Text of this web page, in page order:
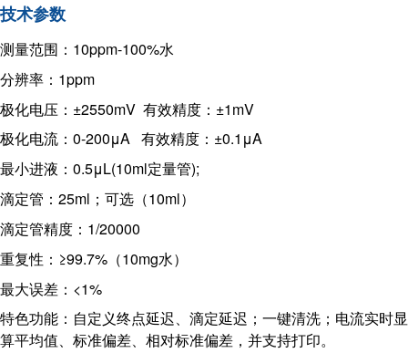
技术参数
测量范围：10ppm-100%水
分辨率：1ppm
极化电压：±2550mV 有效精度：±1mV
极化电流：0-200μA 有效精度：±0.1μA
最小进液：0.5μL(10ml定量管);
滴定管：25ml；可选（10ml）
滴定管精度：1/20000
重复性：≥99.7%（10mg水）
最大误差：<1%
特色功能：自定义终点延迟、滴定延迟；一键清洗；电流实时
算平均值、标准偏差、相对标准偏差，并支持打印。